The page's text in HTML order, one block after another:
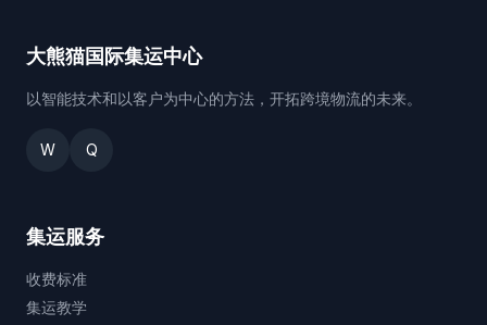
大熊猫国际集运中心
以智能技术和以客户为中心的方法，开拓跨境物流的未来。
W Q
集运服务
收费标准
集运教学